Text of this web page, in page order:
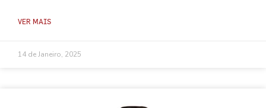
VER MAIS
14 de Janeiro, 2025